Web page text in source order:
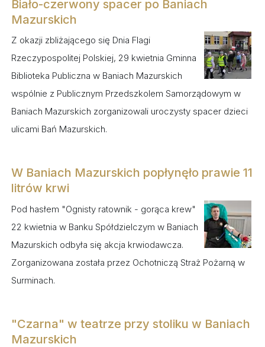
Biało-czerwony spacer po Baniach
Mazurskich
Z okazji zbliżającego się Dnia Flagi
Rzeczypospolitej Polskiej, 29 kwietnia Gminna
Biblioteka Publiczna w Baniach Mazurskich
wspólnie z Publicznym Przedszkolem Samorządowym w
Baniach Mazurskich zorganizowali uroczysty spacer dzieci
ulicami Bań Mazurskich.
W Baniach Mazurskich popłynęło prawie 11
litrów krwi
Pod hasłem "Ognisty ratownik - gorąca krew"
22 kwietnia w Banku Spółdzielczym w Baniach
Mazurskich odbyła się akcja krwiodawcza.
Zorganizowana została przez Ochotniczą Straż Pożarną w
Surminach.
"Czarna" w teatrze przy stoliku w Baniach
Mazurskich